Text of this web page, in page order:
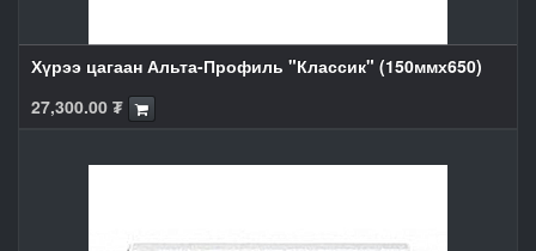
Хүрээ цагаан Альта-Профиль "Классик" (150ммх650)
27,300.00 ₮